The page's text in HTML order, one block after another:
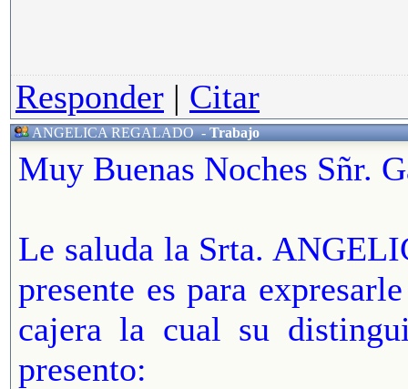
Responder | Citar
ANGELICA REGALADO-Trabajo
Muy Buenas Noches Sñr.
Le saluda la Srta.
presente es para
cajera la cual su
presento: